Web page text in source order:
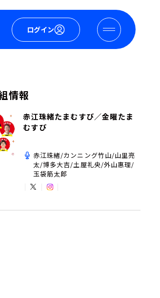
ログイン
情報
赤江珠緒たまむすび／金曜たま
むすび
赤江珠緒/カンニング竹山/山里亮
太/博多大吉/土屋礼央/外山惠理/
玉袋筋太郎